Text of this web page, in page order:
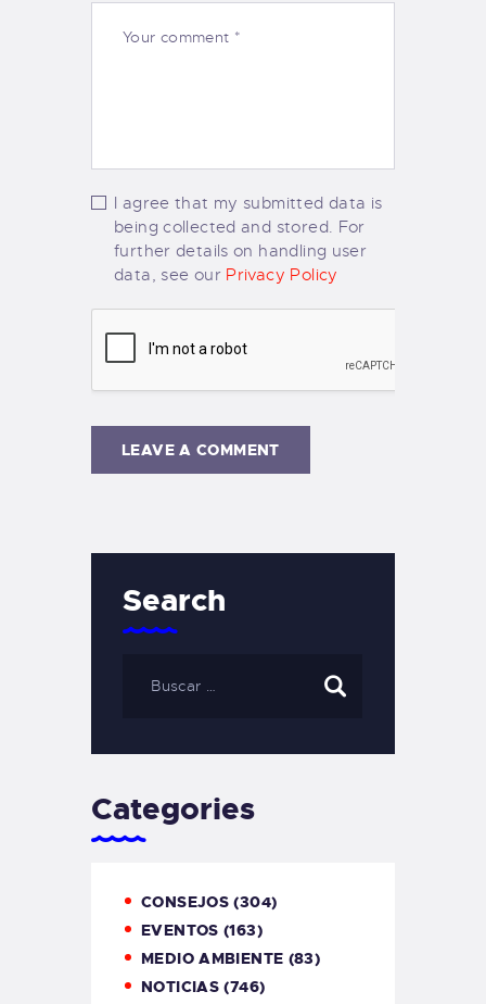
I agree that my submitted data is
being collected and stored. For
further details on handling user
data, see our Privacy Policy
Search
Categories
CONSEJOS (304)
EVENTOS (163)
MEDIO AMBIENTE (83)
NOTICIAS (746)